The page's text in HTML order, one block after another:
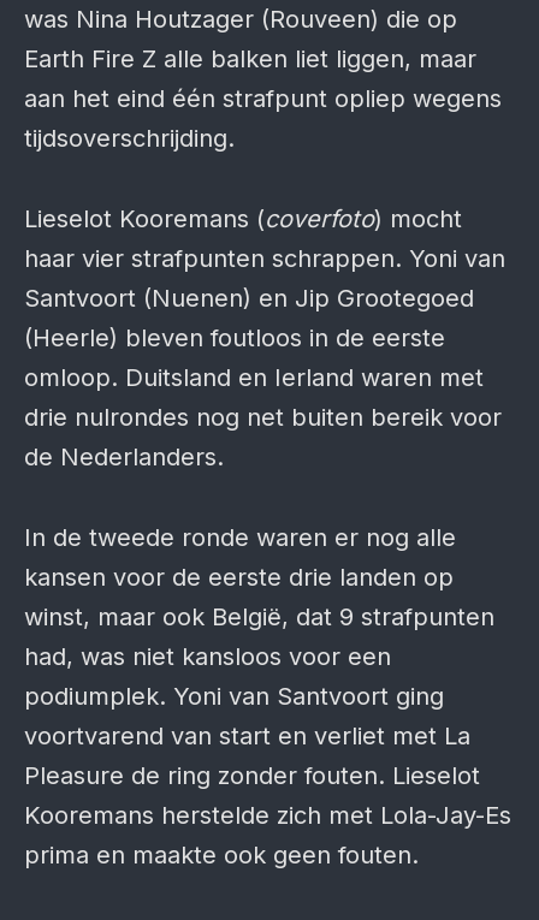
was Nina Houtzager (Rouveen) die op
Earth Fire Z alle balken liet liggen, maar
aan het eind één strafpunt opliep wegens
tijdsoverschrijding.
Lieselot Kooremans (coverfoto) mocht
haar vier strafpunten schrappen. Yoni van
Santvoort (Nuenen) en Jip Grootegoed
(Heerle) bleven foutloos in de eerste
omloop. Duitsland en Ierland waren met
drie nulrondes nog net buiten bereik voor
de Nederlanders.
In de tweede ronde waren er nog alle
kansen voor de eerste drie landen op
winst, maar ook België, dat 9 strafpunten
had, was niet kansloos voor een
podiumplek. Yoni van Santvoort ging
voortvarend van start en verliet met La
Pleasure de ring zonder fouten. Lieselot
Kooremans herstelde zich met Lola-Jay-Es
prima en maakte ook geen fouten.